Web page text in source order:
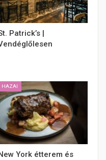
Patrick’s |
HAZAI
York étterem és